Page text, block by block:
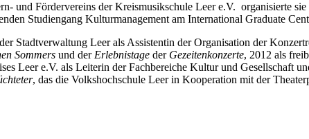
und Fördervereins der Kreismusikschule Leer e.V. organisierte
Studiengang Kulturmanagement am International Graduate
Stadtverwaltung Leer als Assistentin der Organisation der
Sommers und der Erlebnistage der Gezeitenkonzerte, 2012 als
Leer e.V. als Leiterin der Fachbereiche Kultur und Gesellschaft
, das die Volkshochschule Leer in Kooperation mit der